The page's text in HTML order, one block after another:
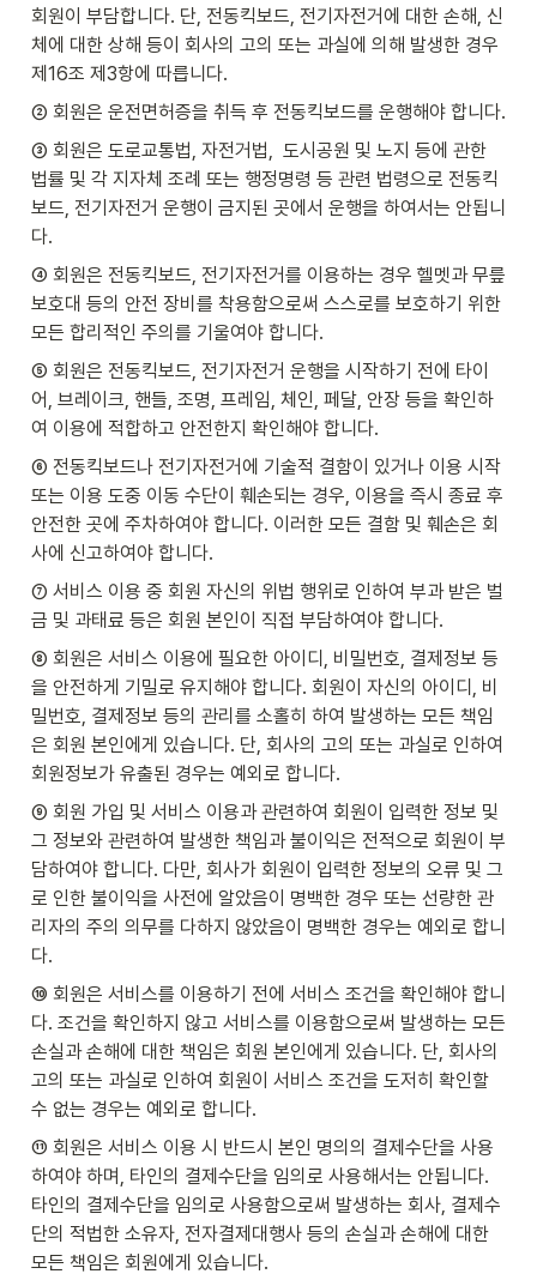
회원이 부담합니다. 단, 전동킥보드, 전기자전거에 대한 손해, 신
체에 대한 상해 등이 회사의 고의 또는 과실에 의해 발생한 경우
제16조 제3항에 따릅니다.
② 회원은 운전면허증을 취득 후 전동킥보드를 운행해야 합니다.
③ 회원은 도로교통법, 자전거법,  도시공원 및 노지 등에 관한
법률 및 각 지자체 조례 또는 행정명령 등 관련 법령으로 전동킥
보드, 전기자전거 운행이 금지된 곳에서 운행을 하여서는 안됩니
다.
④ 회원은 전동킥보드, 전기자전거를 이용하는 경우 헬멧과 무릎
보호대 등의 안전 장비를 착용함으로써 스스로를 보호하기 위한
모든 합리적인 주의를 기울여야 합니다.
⑤ 회원은 전동킥보드, 전기자전거 운행을 시작하기 전에 타이
어, 브레이크, 핸들, 조명, 프레임, 체인, 페달, 안장 등을 확인하
여 이용에 적합하고 안전한지 확인해야 합니다.
⑥ 전동킥보드나 전기자전거에 기술적 결함이 있거나 이용 시작
또는 이용 도중 이동 수단이 훼손되는 경우, 이용을 즉시 종료 후
안전한 곳에 주차하여야 합니다. 이러한 모든 결함 및 훼손은 회
사에 신고하여야 합니다.
⑦ 서비스 이용 중 회원 자신의 위법 행위로 인하여 부과 받은 벌
금 및 과태료 등은 회원 본인이 직접 부담하여야 합니다.
⑧ 회원은 서비스 이용에 필요한 아이디, 비밀번호, 결제정보 등
을 안전하게 기밀로 유지해야 합니다. 회원이 자신의 아이디, 비
밀번호, 결제정보 등의 관리를 소홀히 하여 발생하는 모든 책임
은 회원 본인에게 있습니다. 단, 회사의 고의 또는 과실로 인하여
회원정보가 유출된 경우는 예외로 합니다.
⑨ 회원 가입 및 서비스 이용과 관련하여 회원이 입력한 정보 및
그 정보와 관련하여 발생한 책임과 불이익은 전적으로 회원이 부
담하여야 합니다. 다만, 회사가 회원이 입력한 정보의 오류 및 그
로 인한 불이익을 사전에 알았음이 명백한 경우 또는 선량한 관
리자의 주의 의무를 다하지 않았음이 명백한 경우는 예외로 합니
다.
⑩ 회원은 서비스를 이용하기 전에 서비스 조건을 확인해야 합니
다. 조건을 확인하지 않고 서비스를 이용함으로써 발생하는 모든
손실과 손해에 대한 책임은 회원 본인에게 있습니다. 단, 회사의
고의 또는 과실로 인하여 회원이 서비스 조건을 도저히 확인할
수 없는 경우는 예외로 합니다.
⑪ 회원은 서비스 이용 시 반드시 본인 명의의 결제수단을 사용
하여야 하며, 타인의 결제수단을 임의로 사용해서는 안됩니다.
타인의 결제수단을 임의로 사용함으로써 발생하는 회사, 결제수
단의 적법한 소유자, 전자결제대행사 등의 손실과 손해에 대한
모든 책임은 회원에게 있습니다.